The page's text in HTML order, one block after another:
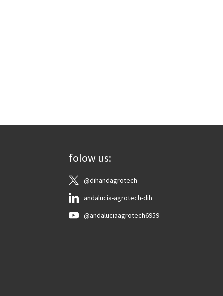
folow us:
@dihandagrotech
andalucia-agrotech-dih
@andaluciaagrotech6959